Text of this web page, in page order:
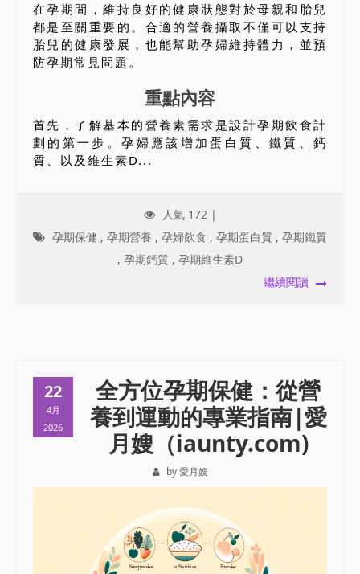
在孕期間，維持良好的健康狀態對於母親和胎兒
都是至關重要的。合適的營養攝取不僅可以支持
胎兒的健康發展，也能幫助孕婦維持體力，並預
防孕期常見問題。
重點內容
首先，了解基本的營養素需求是設計孕期飲食計
劃的第一步。孕婦應該增加蛋白質、鐵質、鈣
質、以及維生素D...
人氣 172 |
孕期保健 , 孕期營養 , 孕婦飲食 , 孕期蛋白質 , 孕期鐵質
, 孕期鈣質 , 孕期維生素D
繼續閱讀
22
4月
2026
全方位孕期保健：從營
養到運動的專業指南|愛
月嫂（iaunty.com)
by 愛月嫂